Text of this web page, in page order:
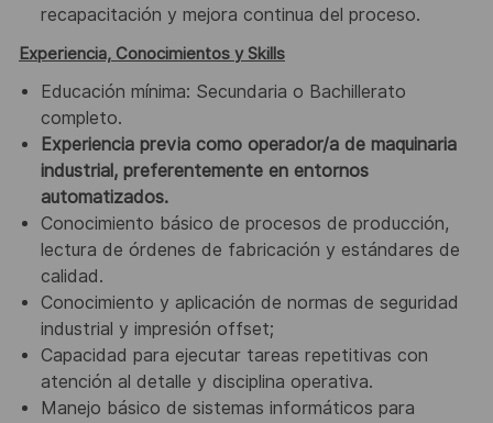
recapacitación y mejora continua del proceso.
Experiencia, Conocimientos y Skills
Educación mínima: Secundaria o Bachillerato
completo.
Experiencia previa como operador/a de maquinaria
industrial, preferentemente en entornos
automatizados.
Conocimiento básico de procesos de producción,
lectura de órdenes de fabricación y estándares de
calidad.
Conocimiento y aplicación de normas de seguridad
industrial y impresión offset;
Capacidad para ejecutar tareas repetitivas con
atención al detalle y disciplina operativa.
Manejo básico de sistemas informáticos para